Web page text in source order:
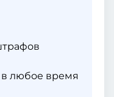
любое время